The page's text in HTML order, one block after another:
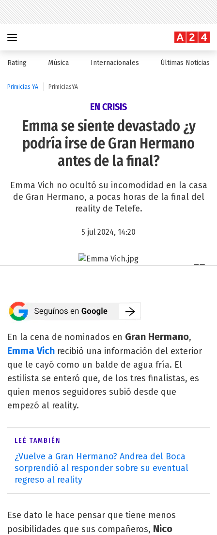
Rating Música Internacionales Últimas Noticias
Primicias YA PrimiciasYA
EN CRISIS
Emma se siente devastado ¿y
podría irse de Gran Hermano
antes de la final?
Emma Vich no ocultó su incomodidad en la casa
de Gran Hermano, a pocas horas de la final del
reality de Telefe.
5 jul 2024, 14:20
En la cena de nominados en Gran Hermano,
Emma Vich recibió una información del exterior
que le cayó como un balde de agua fría. El
estilista se enteró que, de los tres finalistas, es
quien menos seguidores subió desde que
empezó al reality.
LEÉ TAMBIÉN
¿Vuelve a Gran Hermano? Andrea del Boca
sorprendió al responder sobre su eventual
regreso al reality
Ese dato le hace pensar que tiene menos
posibilidades que sus compañeros, Nico